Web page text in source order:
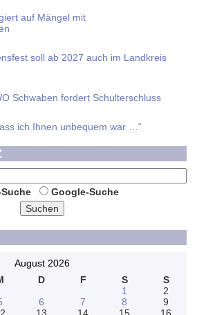
auf Mängel mit
soll ab 2027 auch im Land­kreis
Schwaben fordert Schulterschluss
ich Ihnen unbequem war …“
Suche
Google-Suche
Suchen
August 2026
D F S
S
1
2
6 7 8
9